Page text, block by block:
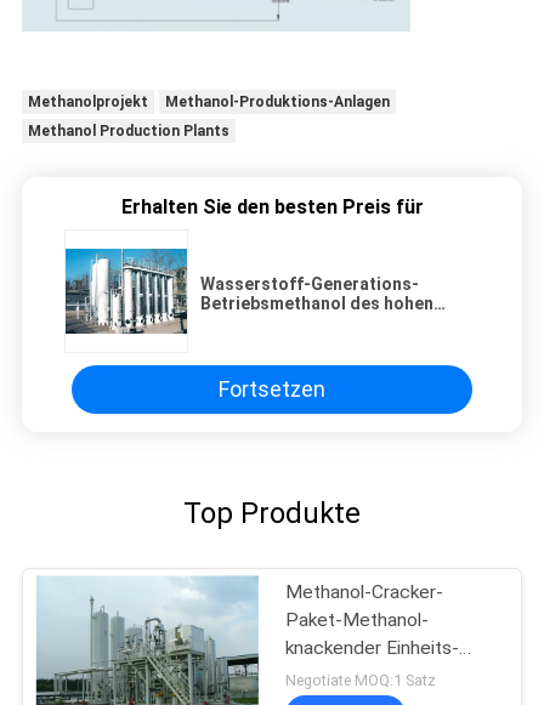
Methanolprojekt
Methanol-Produktions-Anlagen
Methanol Production Plants
Erhalten Sie den besten Preis für
Wasserstoff-Generations-
Betriebsmethanol des hohen
Fortsetzen
Top Produkte
Methanol-Cracker-
Paket-Methanol-
knackender Einheits-
niedriger Energieverbrauch
Negotiate MOQ:1 Satz